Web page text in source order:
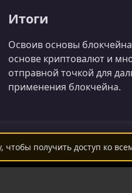
Итоги
Освоив основы
основе криптовалют и
отправной точкой для
применения блокчейна.
получить доступ ко